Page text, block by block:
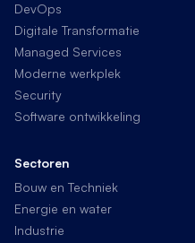
DevOps
Digitale Transformatie
Managed Services
Moderne werkplek
Security
Software ontwikkeling
Sectoren
Bouw en Techniek
Energie en water
Industrie